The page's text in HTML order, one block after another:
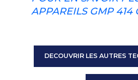
APPAREILS GMP 414
DECOUVRIR LES AUTRES